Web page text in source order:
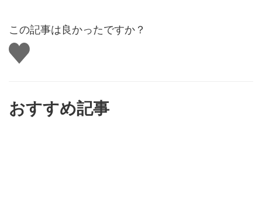
この記事は良かったですか？
い
い
おすすめ記事